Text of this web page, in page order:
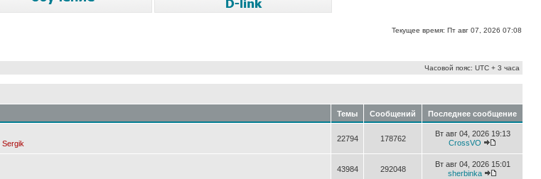
Текущее время: Пт авг 07, 2026 07:08
Часовой пояс: UTC + 3 часа
Темы Сообщений Последнее сообщение
Sergik
22794 178762
Вт авг 04, 2026 19:13
CrossVO
43984 292048
Вт авг 04, 2026 15:01
sherbinka